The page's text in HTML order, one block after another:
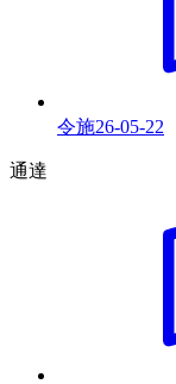
令施26-05-22
通達